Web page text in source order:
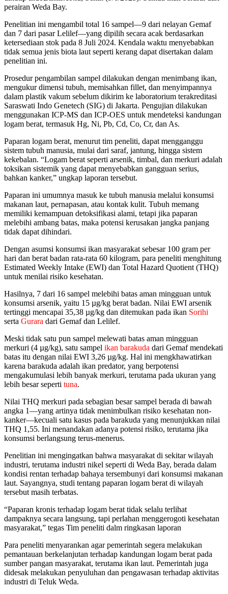
perairan Weda Bay.
Penelitian ini mengambil total 16 sampel—9 dari nelayan Gemaf
dan 7 dari pasar Lelilef—yang dipilih secara acak berdasarkan
ketersediaan stok pada 8 Juli 2024. Kendala waktu menyebabkan
tidak semua jenis biota laut seperti kerang dapat disertakan dalam
penelitian ini.
Prosedur pengambilan sampel dilakukan dengan menimbang ikan,
mengukur dimensi tubuh, memisahkan fillet, dan menyimpannya
dalam plastik vakum sebelum dikirim ke laboratorium terakreditasi
Saraswati Indo Genetech (SIG) di Jakarta. Pengujian dilakukan
menggunakan ICP-MS dan ICP-OES untuk mendeteksi kandungan
logam berat, termasuk Hg, Ni, Pb, Cd, Co, Cr, dan As.
Paparan logam berat, menurut tim peneliti, dapat mengganggu
sistem tubuh manusia, mulai dari saraf, jantung, hingga sistem
kekebalan. “Logam berat seperti arsenik, timbal, dan merkuri adalah
toksikan sistemik yang dapat menyebabkan gangguan serius,
bahkan kanker,” ungkap laporan tersebut.
Paparan ini umumnya masuk ke tubuh manusia melalui konsumsi
makanan laut, pernapasan, atau kontak kulit. Tubuh memang
memiliki kemampuan detoksifikasi alami, tetapi jika paparan
melebihi ambang batas, maka potensi kerusakan jangka panjang
tidak dapat dihindari.
Dengan asumsi konsumsi ikan masyarakat sebesar 100 gram per
hari dan berat badan rata-rata 60 kilogram, para peneliti menghitung
Estimated Weekly Intake (EWI) dan Total Hazard Quotient (THQ)
untuk menilai risiko kesehatan.
Hasilnya, 7 dari 16 sampel melebihi batas aman mingguan untuk
konsumsi arsenik, yaitu 15 µg/kg berat badan. Nilai EWI arsenik
tertinggi mencapai 35,38 µg/kg dan ditemukan pada ikan Sorihi
serta Gurara dari Gemaf dan Lelilef.
Meski tidak satu pun sampel melewati batas aman mingguan
merkuri (4 µg/kg), satu sampel ikan barakuda dari Gemaf mendekati
batas itu dengan nilai EWI 3,26 µg/kg. Hal ini mengkhawatirkan
karena barakuda adalah ikan predator, yang berpotensi
mengakumulasi lebih banyak merkuri, terutama pada ukuran yang
lebih besar seperti tuna.
Nilai THQ merkuri pada sebagian besar sampel berada di bawah
angka 1—yang artinya tidak menimbulkan risiko kesehatan non-
kanker—kecuali satu kasus pada barakuda yang menunjukkan nilai
THQ 1,55. Ini menandakan adanya potensi risiko, terutama jika
konsumsi berlangsung terus-menerus.
Penelitian ini mengingatkan bahwa masyarakat di sekitar wilayah
industri, terutama industri nikel seperti di Weda Bay, berada dalam
kondisi rentan terhadap bahaya tersembunyi dari konsumsi makanan
laut. Sayangnya, studi tentang paparan logam berat di wilayah
tersebut masih terbatas.
“Paparan kronis terhadap logam berat tidak selalu terlihat
dampaknya secara langsung, tapi perlahan menggerogoti kesehatan
masyarakat,” tegas Tim peneliti dalm ringkasan laporan
Para peneliti menyarankan agar pemerintah segera melakukan
pemantauan berkelanjutan terhadap kandungan logam berat pada
sumber pangan masyarakat, terutama ikan laut. Pemerintah juga
didesak melakukan penyuluhan dan pengawasan terhadap aktivitas
industri di Teluk Weda.